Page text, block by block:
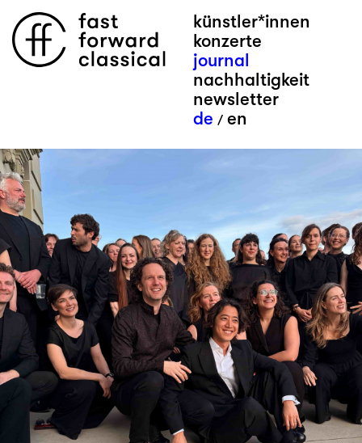
künstler*innen
konzerte
journal
nachhaltigkeit
newsletter
de / en